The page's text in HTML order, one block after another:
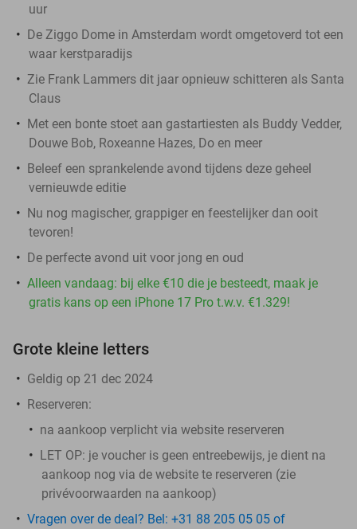
uur
De Ziggo Dome in Amsterdam wordt omgetoverd tot een
waar kerstparadijs
Zie Frank Lammers dit jaar opnieuw schitteren als Santa
Claus
Met een bonte stoet aan gastartiesten als Buddy Vedder,
Douwe Bob, Roxeanne Hazes, Do en meer
Beleef een sprankelende avond tijdens deze geheel
vernieuwde editie
Nu nog magischer, grappiger en feestelijker dan ooit
tevoren!
De perfecte avond uit voor jong en oud
Alleen vandaag: bij elke €10 die je besteedt, maak je
gratis kans op een iPhone 17 Pro t.w.v. €1.329!
Grote kleine letters
Geldig op 21 dec 2024
Reserveren:
na aankoop verplicht via website reserveren
LET OP: je voucher is geen entreebewijs, je dient na
aankoop nog via de website te reserveren (zie
privévoorwaarden na aankoop)
Vragen over de deal? Bel: +31 88 205 05 05 of